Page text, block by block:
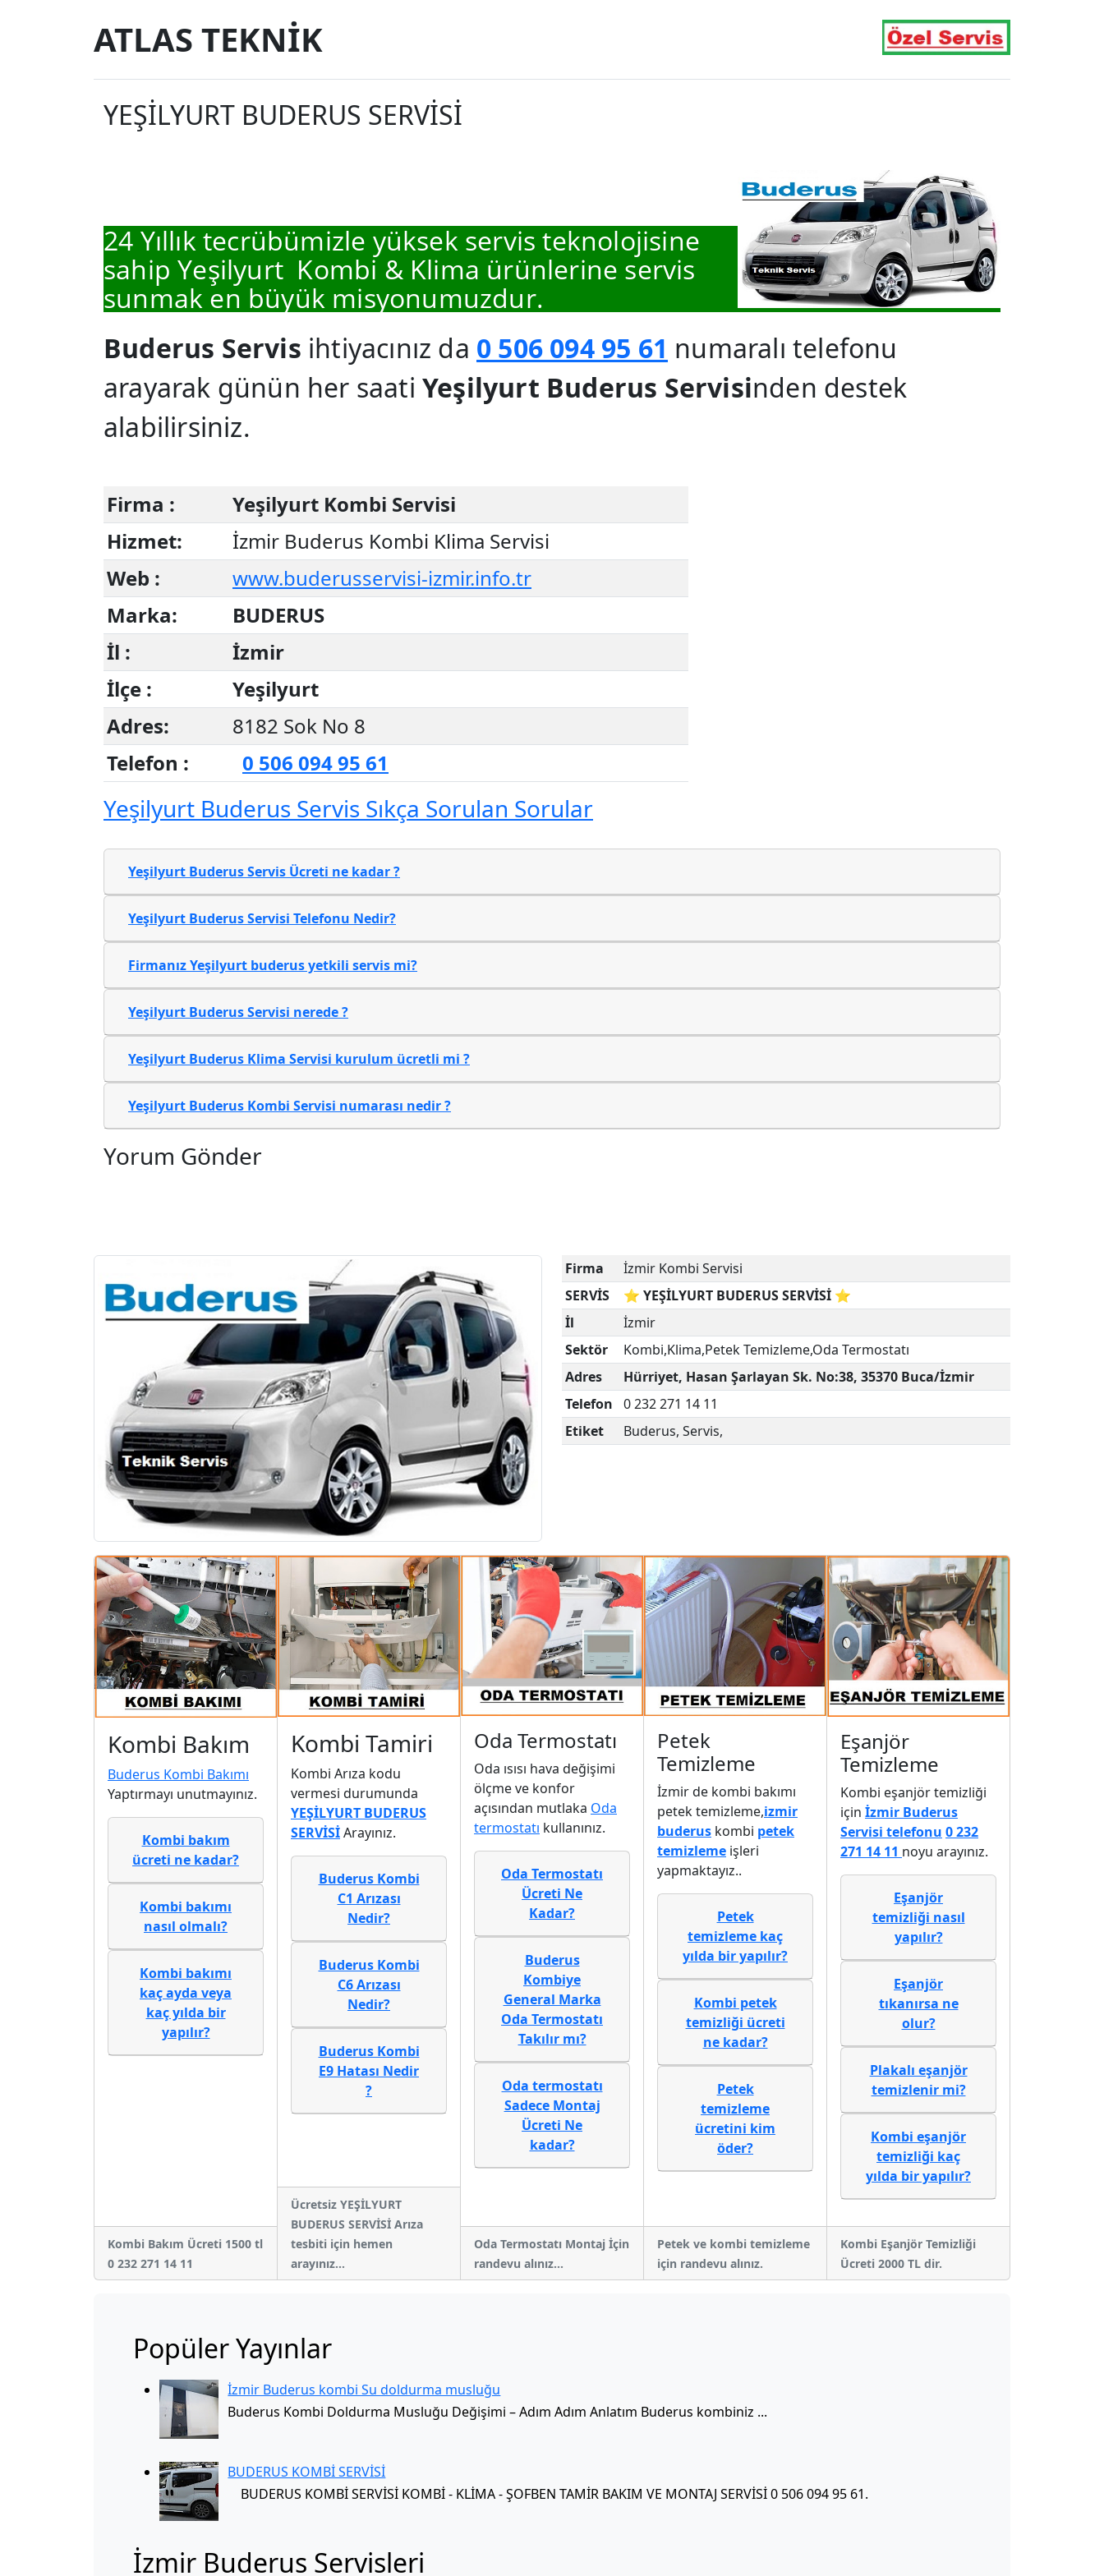
ATLAS TEKNİK
YEŞİLYURT BUDERUS SERVİSİ
24 Yıllık tecrübümizle yüksek servis teknolojisine
sahip Yeşilyurt Kombi & Klima ürünlerine servis
sunmak en büyük misyonumuzdur.
Buderus Servis ihtiyacınız da 0 506 094 95 61 numaralı telefonu
arayarak günün her saatiYeşilyurt Buderus Servisinden destek
alabilirsiniz.
Firma :
Yeşilyurt Kombi Servisi
Hizmet:
İzmir Buderus Kombi Klima Servisi
Web :
www.buderusservisi-izmir.info.tr
Marka:
BUDERUS
İl :
İzmir
İlçe :
Yeşilyurt
Adres:
8182 Sok No 8
Telefon :
0 506 094 95 61
Yeşilyurt Buderus Servis Sıkça Sorulan Sorular
Yeşilyurt Buderus Servis Ücreti ne kadar ?
Yeşilyurt Buderus Servisi Telefonu Nedir?
Firmanız Yeşilyurt buderus yetkili servis mi?
Yeşilyurt Buderus Servisi nerede ?
Yeşilyurt Buderus Klima Servisi kurulum ücretli mi ?
Yeşilyurt Buderus Kombi Servisi numarası nedir ?
Yorum Gönder
Firma
İzmir Kombi Servisi
SERVİS
⭐ YEŞİLYURT BUDERUS SERVİSİ ⭐
İl
İzmir
Sektör
Kombi,Klima,Petek Temizleme,Oda Termostatı
Adres
Hürriyet, Hasan Şarlayan Sk. No:38, 35370 Buca/İzmir
Telefon
0 232 271 14 11
Etiket
Buderus, Servis,
Kombi Bakım
Buderus Kombi Bakımı
Yaptırmayı unutmayınız.
Kombi bakım
ücreti ne kadar?
Kombi bakımı
nasıl olmalı?
Kombi bakımı
kaç ayda veya
kaç yılda bir
yapılır?
Kombi Bakım Ücreti 1500 tl
0 232 271 14 11
Kombi Tamiri
Kombi Arıza kodu
vermesi durumunda
YEŞİLYURT BUDERUS
SERVİSİArayınız.
Buderus Kombi
C1 Arızası
Nedir?
Buderus Kombi
C6 Arızası
Nedir?
Buderus Kombi
E9 Hatası Nedir
?
Ücretsiz YEŞİLYURT
BUDERUS SERVİSİ Arıza
tesbiti için hemen
arayınız...
Oda Termostatı
Oda ısısı hava değişimi
ölçme ve konfor
açısından mutlaka Oda
termostatı kullanınız.
Oda Termostatı
Ücreti Ne
Kadar?
Buderus
Kombiye
General Marka
Oda Termostatı
Takılır mı?
Oda termostatı
Sadece Montaj
Ücreti Ne
kadar?
Oda Termostatı Montaj İçin
randevu alınız...
Petek
Temizleme
İzmir de kombi bakımı
petek temizleme,izmir
buderus kombi petek
temizleme işleri
yapmaktayız..
Petek
temizleme kaç
yılda bir yapılır?
Kombi petek
temizliği ücreti
ne kadar?
Petek
temizleme
ücretini kim
öder?
Petek ve kombi temizleme
için randevu alınız.
Eşanjör
Temizleme
Kombi eşanjör temizliği
için İzmir Buderus
Servisi telefonu 0 232
271 14 11 noyu arayınız.
Eşanjör
temizliği nasıl
yapılır?
Eşanjör
tıkanırsa ne
olur?
Plakalı eşanjör
temizlenir mi?
Kombi eşanjör
temizliği kaç
yılda bir yapılır?
Kombi Eşanjör Temizliği
Ücreti 2000 TL dir.
Popüler Yayınlar
İzmir Buderus kombi Su doldurma musluğu
Buderus Kombi Doldurma Musluğu Değişimi – Adım Adım Anlatım Buderus kombiniz ...
BUDERUS KOMBİ SERVİSİ
BUDERUS KOMBİ SERVİSİ KOMBİ - KLİMA - ŞOFBEN TAMİR BAKIM VE MONTAJ SERVİSİ 0 506 094 95 61.
İzmir Buderus Servisleri